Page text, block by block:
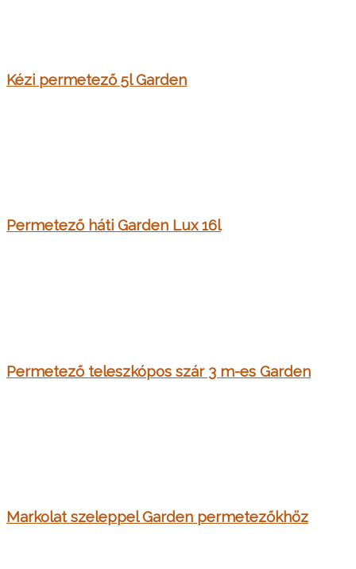
Kézi permetező 5l Garden
Permetező háti Garden Lux 16l
Permetező teleszkópos szár 3 m-es Garden
Markolat szeleppel Garden permetezőkhöz